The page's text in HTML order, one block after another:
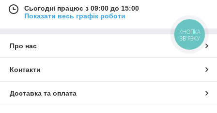
Сьогодні працює з 09:00 до 15:00
Показати весь графік роботи
Про нас
Контакти
Доставка та оплата
КНОПКА
ЗВ'ЯЗКУ